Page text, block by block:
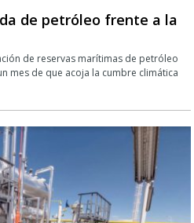
de petróleo frente a la
de reservas marítimas de petróleo
mes de que acoja la cumbre climática